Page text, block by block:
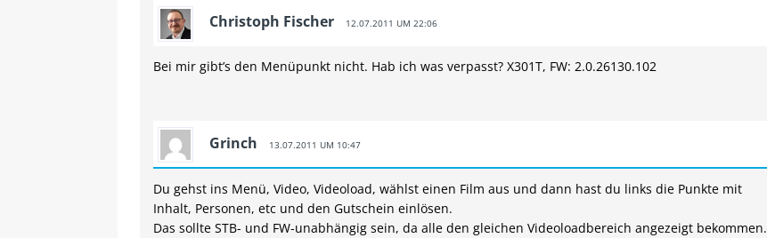
Christoph Fischer 12.07.2011 UM 22:06
Bei mir gibt’s den Menüpunkt nicht. Hab ich was verpasst? X301T, FW: 2.0.26130.102
Grinch 13.07.2011 UM 10:47
Du gehst ins Menü, Video, Videoload, wählst einen Film aus und dann hast du links die Punkte mit
Inhalt, Personen, etc und den Gutschein einlösen.
Das sollte STB- und FW-unabhängig sein, da alle den gleichen Videoloadbereich angezeigt bekommen.